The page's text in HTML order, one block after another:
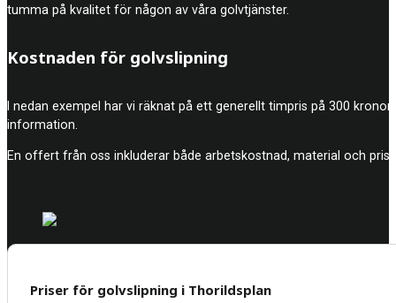
tumma på kvalitet för någon av våra golvtjänster.
Kostnaden för golvslipning
I nedan exempel har vi räknat på ett generellt timpris på 300
information.
En offert från oss inkluderar både arbetskostnad, material och
Priser för golvslipning i Thorildsplan